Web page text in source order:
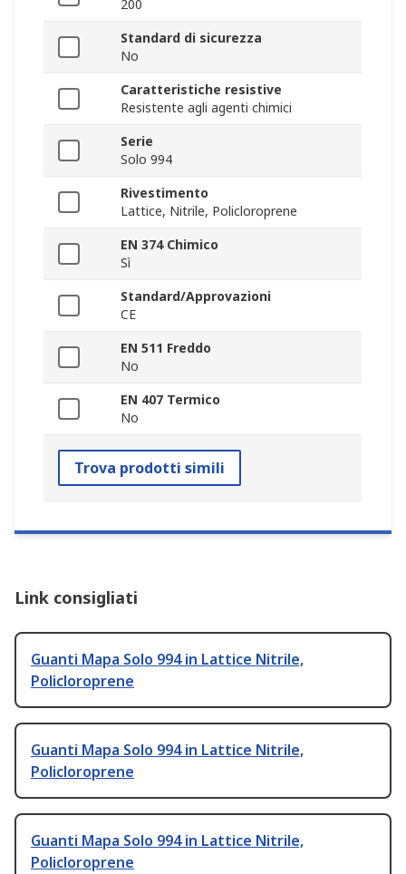
200
Standard di sicurezza
No
Caratteristiche resistive
Resistente agli agenti chimici
Serie
Solo 994
Rivestimento
Lattice, Nitrile, Policloroprene
EN 374 Chimico
Sì
Standard/Approvazioni
CE
EN 511 Freddo
No
EN 407 Termico
No
Trova prodotti simili
Link consigliati
Guanti Mapa Solo 994 in Lattice Nitrile,
Policloroprene
Guanti Mapa Solo 994 in Lattice Nitrile,
Policloroprene
Guanti Mapa Solo 994 in Lattice Nitrile,
Policloroprene